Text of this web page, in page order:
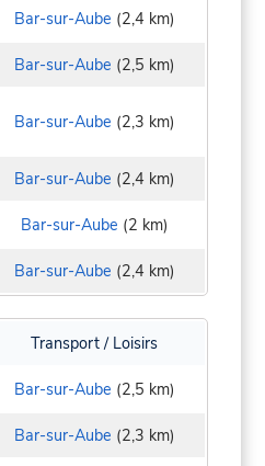
Bar-sur-Aube (2,4 km)
Bar-sur-Aube (2,5 km)
Bar-sur-Aube (2,3 km)
Bar-sur-Aube (2,4 km)
Bar-sur-Aube (2 km)
Bar-sur-Aube (2,4 km)
Transport / Loisirs
Bar-sur-Aube (2,5 km)
Bar-sur-Aube (2,3 km)